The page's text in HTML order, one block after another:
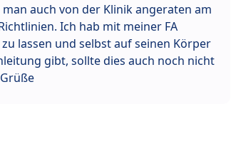
auch von der Klinik angeraten am
Ich hab mit meiner FA
lassen und selbst auf seinen Körper
gibt, sollte dies auch noch nicht